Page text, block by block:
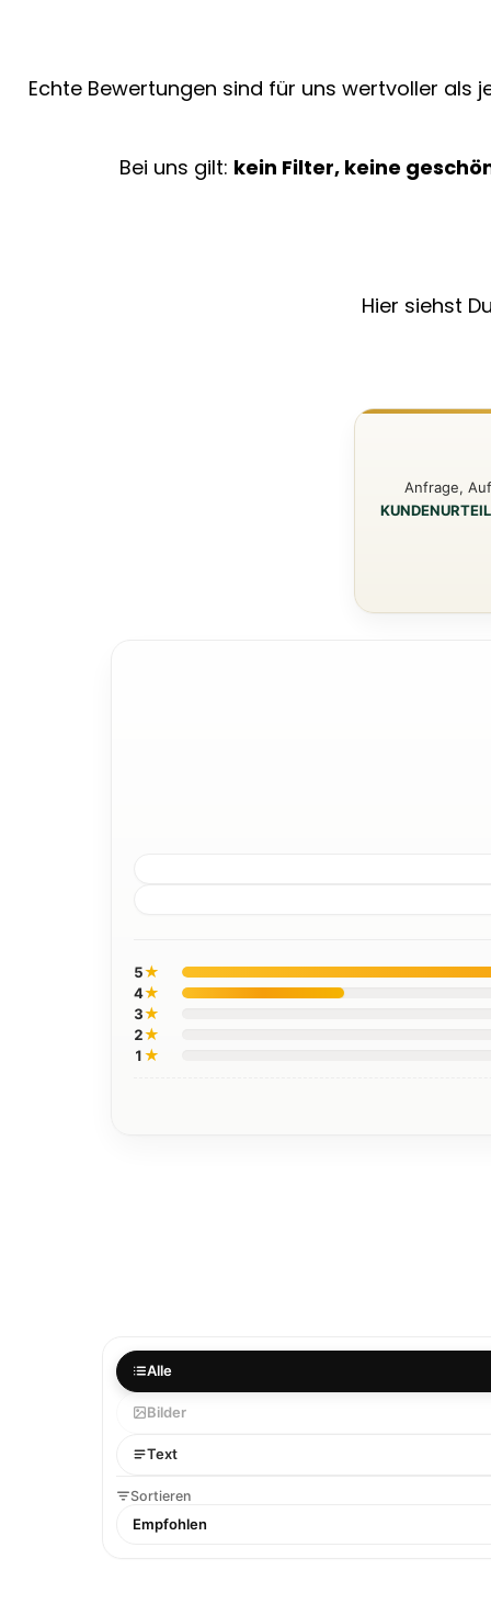
Echte Bewertungen sind für uns wertvoller als
Bei uns gilt: kein Filter, keine
Hier siehst
Anfrage,
KUNDENURTEIL
5★
4★
3★
2★
1★
Alle
Bilder
Text
Sortieren